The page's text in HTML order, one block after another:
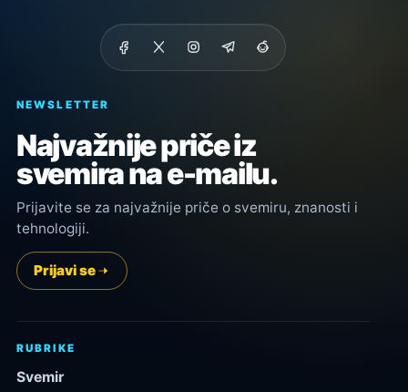
NEWSLETTER
Najvažnije priče iz
svemira na e-mailu.
Prijavite se za najvažnije priče o svemiru, znanosti i
tehnologiji.
Prijavi se
RUBRIKE
Svemir